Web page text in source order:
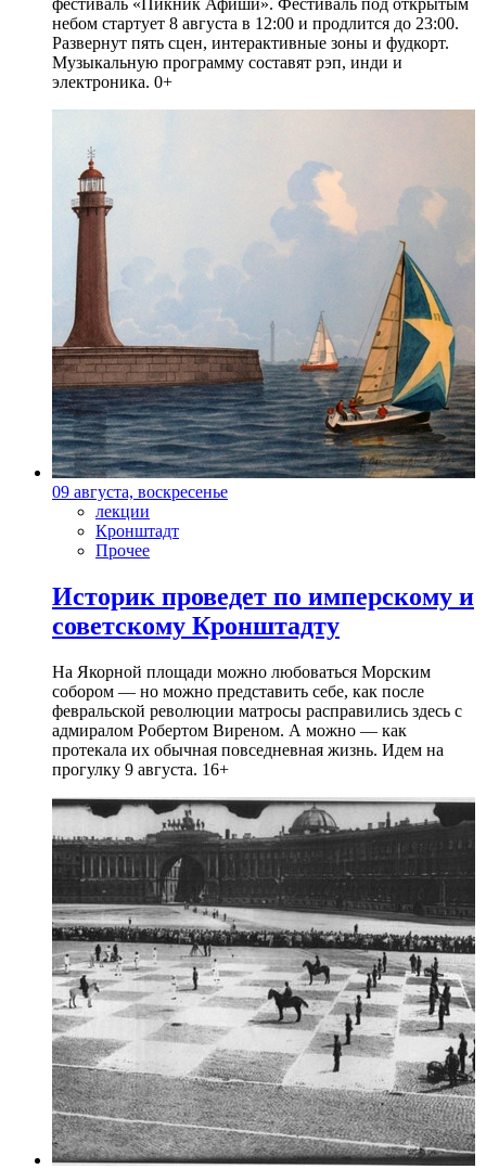
фестиваль «Пикник Афиши». Фестиваль под открытым
небом стартует 8 августа в 12:00 и продлится до 23:00.
Развернут пять сцен, интерактивные зоны и фудкорт.
Музыкальную программу составят рэп, инди и
электроника. 0+
09 августа, воскресенье
лекции
Кронштадт
Прочее
Историк проведет по имперскому и
советскому Кронштадту
На Якорной площади можно любоваться Морским
собором — но можно представить себе, как после
февральской революции матросы расправились здесь с
адмиралом Робертом Виреном. А можно — как
протекала их обычная повседневная жизнь. Идем на
прогулку 9 августа. 16+